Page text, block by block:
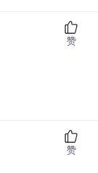
赞
赞